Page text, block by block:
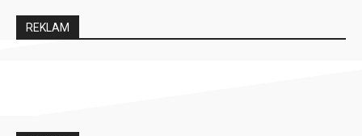
REKLAM